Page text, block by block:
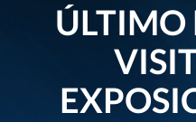
ÚLTIMO